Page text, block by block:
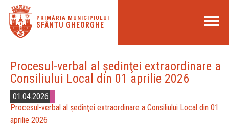
PRIMĂRIA MUNICIPIULUI
SFÂNTU GHEORGHE
Procesul-verbal al şedinţei extraordinare a
Consiliului Local din 01 aprilie 2026
01.04.2026
Procesul-verbal al şedinţei extraordinare a Consiliului Local din 01
aprilie 2026